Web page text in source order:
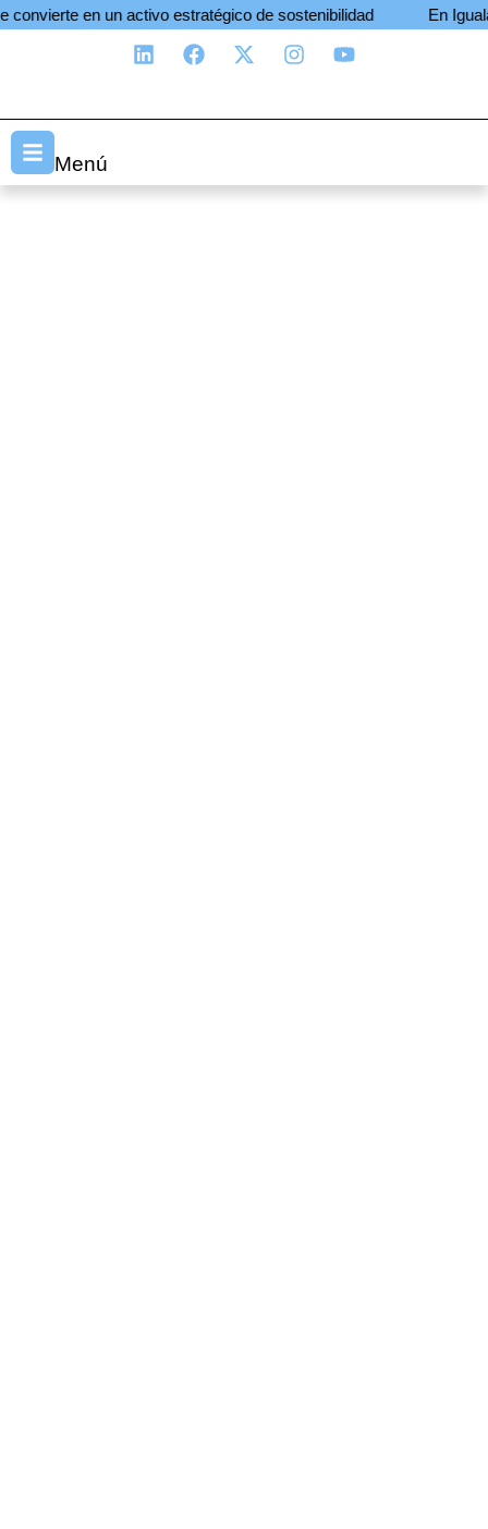
en un activo estratégico de sostenibilidad En Igualab,
Menú